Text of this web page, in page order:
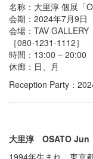
名称：大里淳 個展「
会期：2024年7月9日
会場：TAV GALLERY
［080-1231-1112］
時間：13:00 – 20:00
休廊：日、月
Reception Party：
大里淳 OSATO Jun
1994年生まれ、東京